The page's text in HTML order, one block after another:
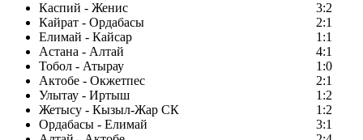
Каспий - Женис
3:2
Кайрат - Ордабасы
2:1
Елимай - Кайсар
1:1
Астана - Алтай
4:1
Тобол - Атырау
1:0
Актобе - Окжетпес
2:1
Улытау - Иртыш
1:2
Жетысу - Кызыл-Жар СК
1:2
Ордабасы - Елимай
3:1